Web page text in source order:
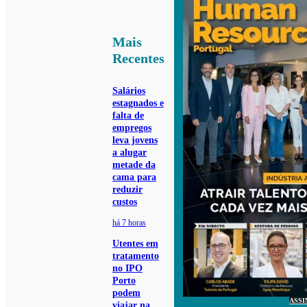
Mais
Recentes
Salários
estagnados e
falta de
empregos
leva jovens
a alugar
metade da
cama para
reduzir
custos
há 7 horas
Utentes em
tratamento
no IPO
Porto
podem